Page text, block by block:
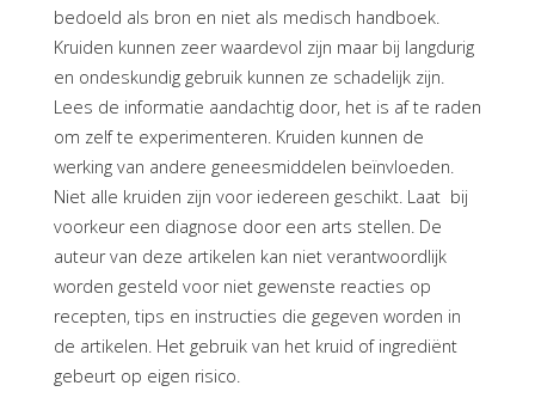
bedoeld als bron en niet als medisch handboek.
Kruiden kunnen zeer waardevol zijn maar bij langdurig
en ondeskundig gebruik kunnen ze schadelijk zijn.
Lees de informatie aandachtig door, het is af te raden
om zelf te experimenteren. Kruiden kunnen de
werking van andere geneesmiddelen beïnvloeden.
Niet alle kruiden zijn voor iedereen geschikt. Laat bij
voorkeur een diagnose door een arts stellen. De
auteur van deze artikelen kan niet verantwoordlijk
worden gesteld voor niet gewenste reacties op
recepten, tips en instructies die gegeven worden in
de artikelen. Het gebruik van het kruid of ingrediënt
gebeurt op eigen risico.